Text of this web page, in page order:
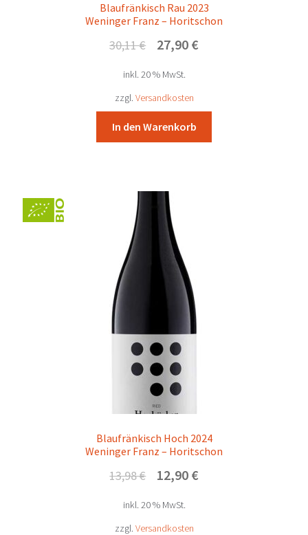
Blaufränkisch Rau 2023
Weninger Franz – Horitschon
30,11€
Ursprünglicher
war:
30,11 €
27,90 €Aktueller
inkl. 20 % MwSt.
zzgl. Versandkosten
In den Warenkorb
Blaufränkisch Hoch 2024
Weninger Franz – Horitschon
13,98€
Ursprünglicher
war:
13,98 €
12,90 €Aktueller
inkl. 20 % MwSt.
zzgl. Versandkosten